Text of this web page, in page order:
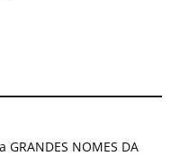
NOMES DA